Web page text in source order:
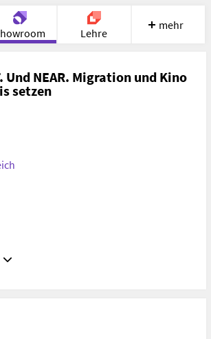
Lehre
Image Cloud Chat
mehr
Und NEAR. Migration und Kino
setzen